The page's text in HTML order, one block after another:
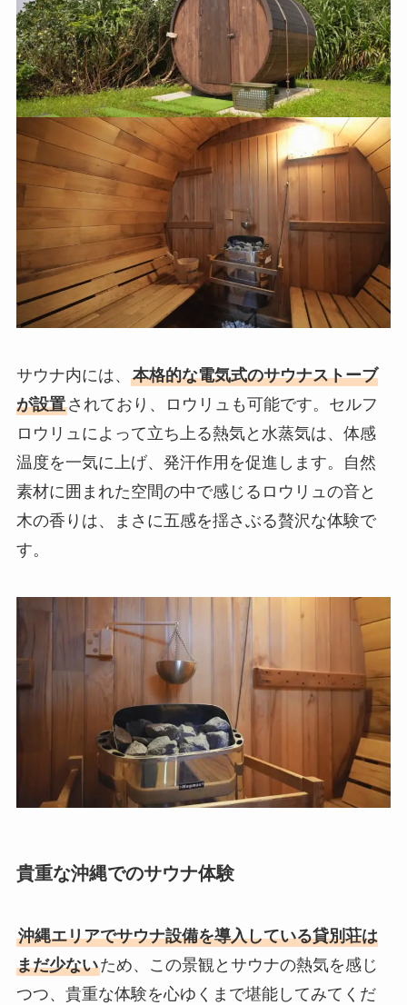
サウナ内には、 本格的な電気式のサウナストーブ
が設置されており、ロウリュも可能です。セルフ
ロウリュによって立ち上る熱気と水蒸気は、体感
温度を一気に上げ、発汗作用を促進します。自然
素材に囲まれた空間の中で感じるロウリュの音と
木の香りは、まさに五感を揺さぶる贅沢な体験で
す。
貴重な沖縄でのサウナ体験
沖縄エリアでサウナ設備を導入している貸別荘は
まだ少ないため、この景観とサウナの熱気を感じ
つつ、貴重な体験を心ゆくまで堪能してみてくだ